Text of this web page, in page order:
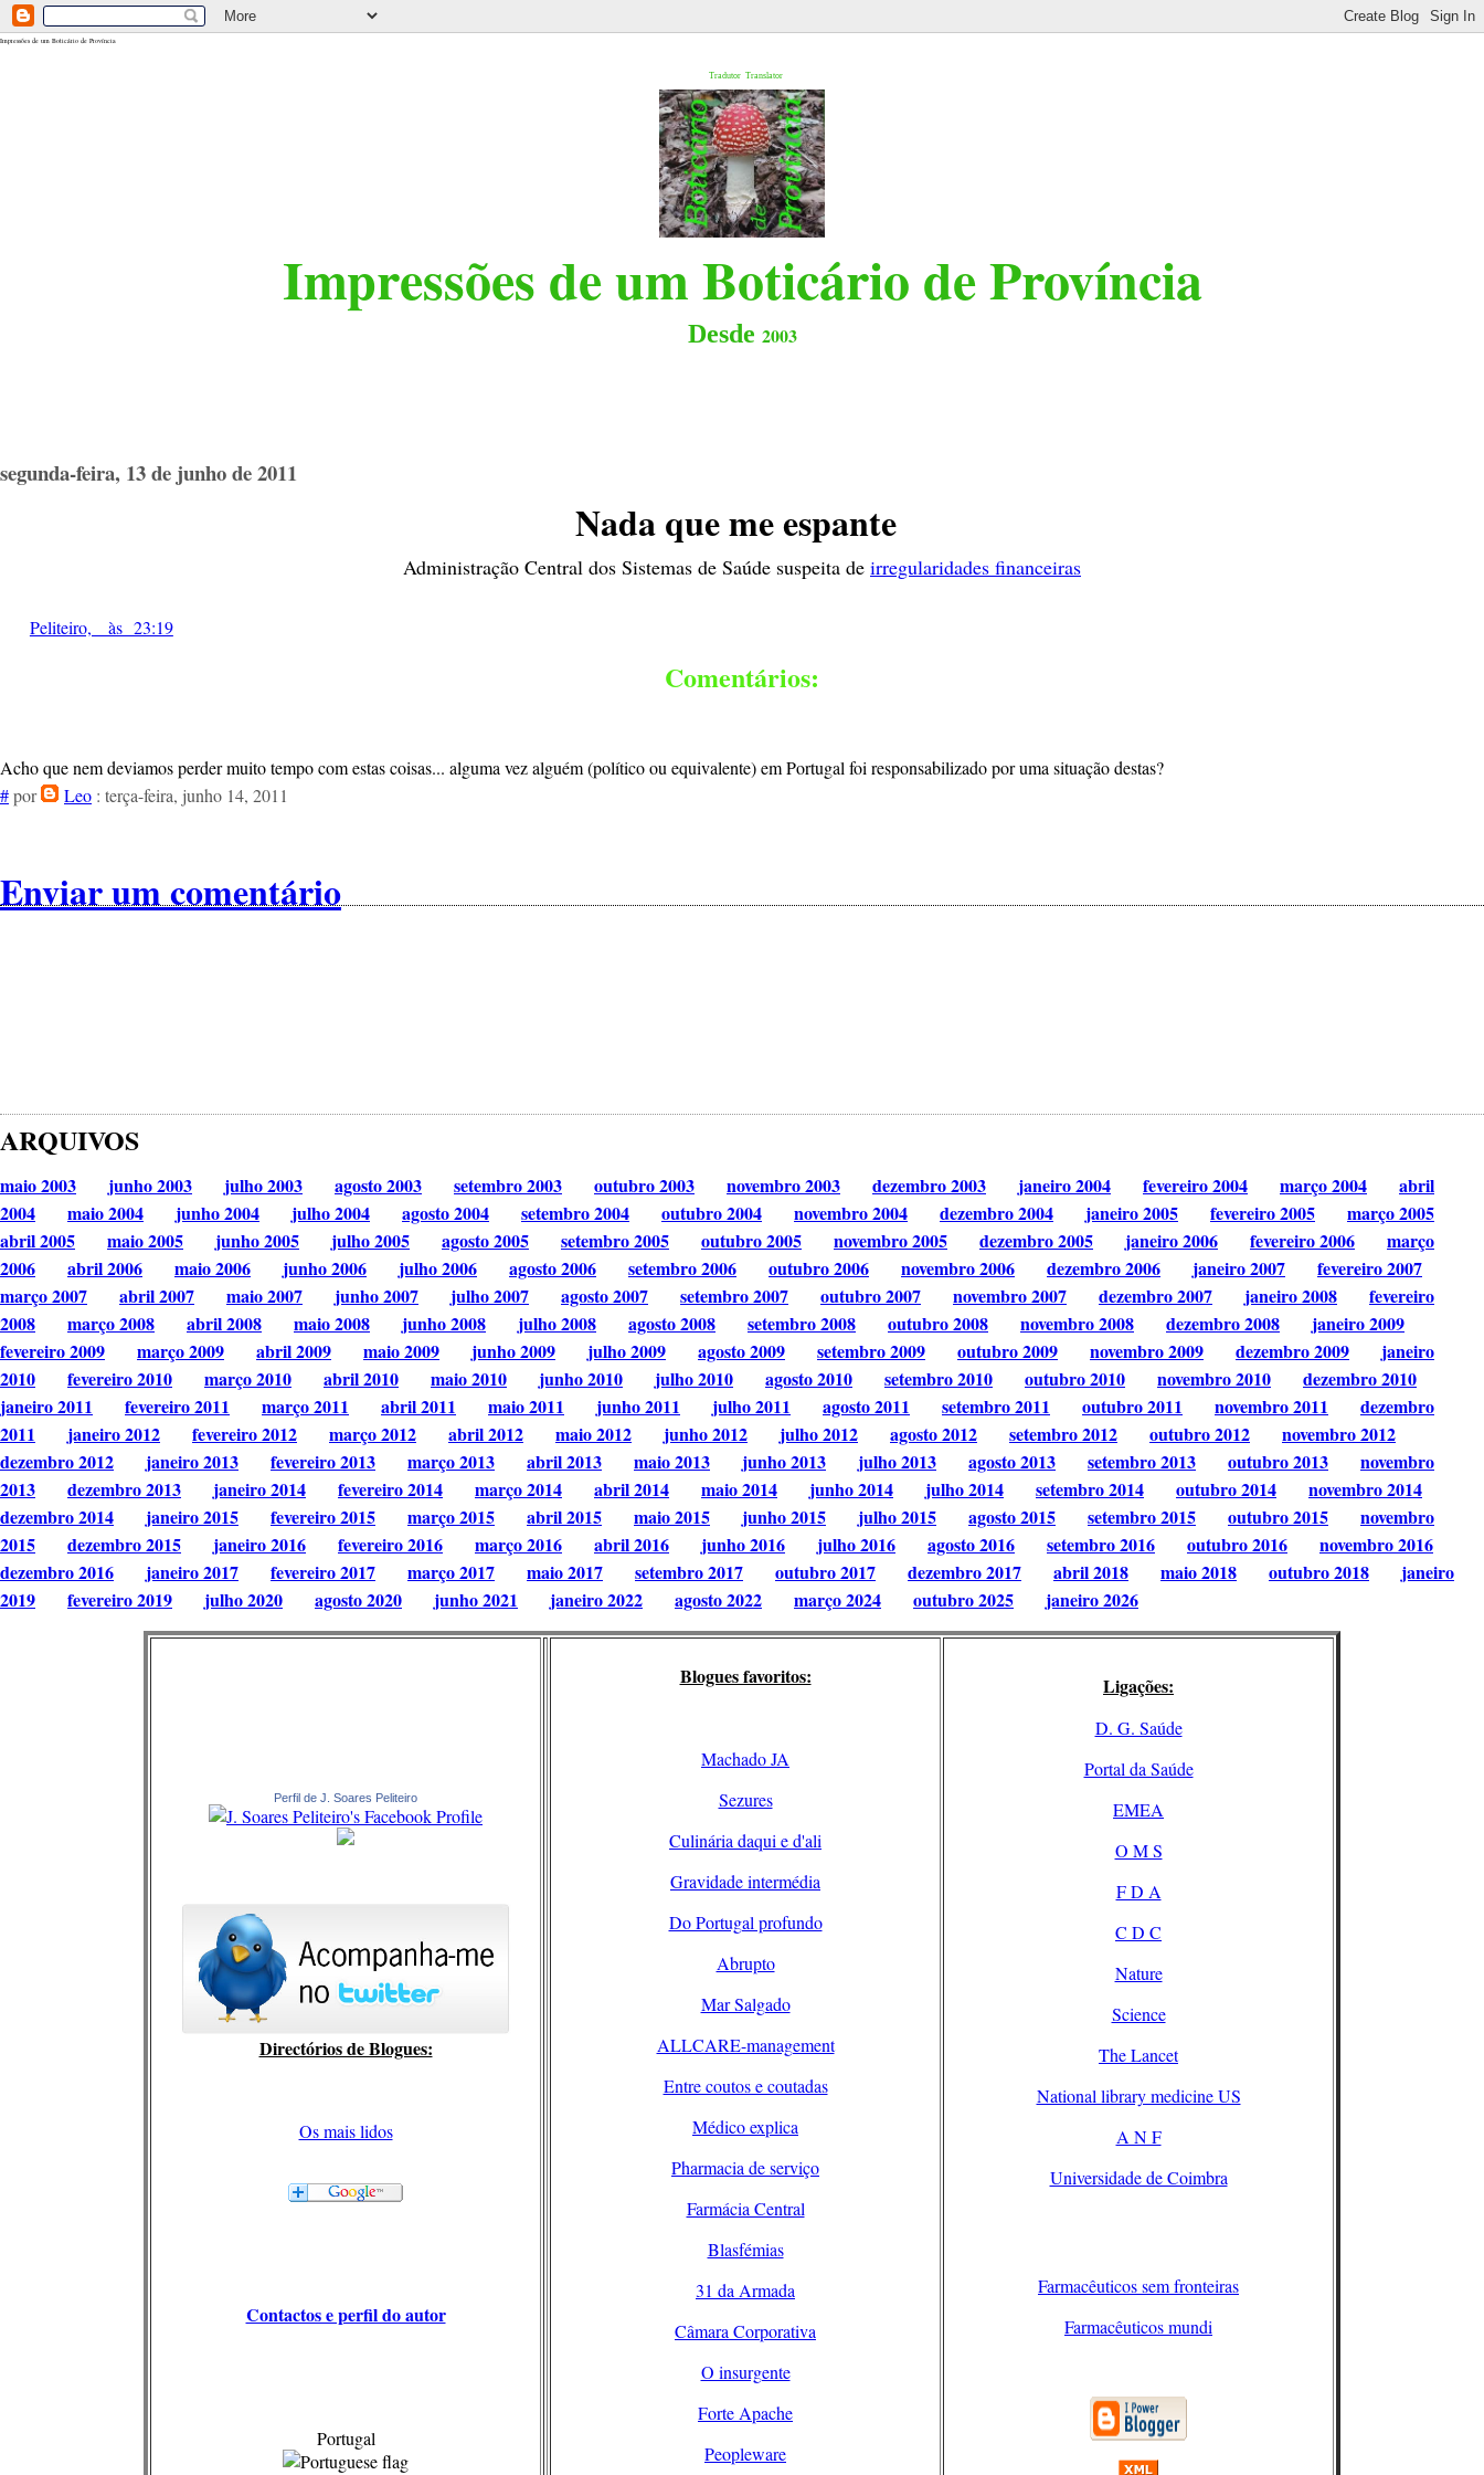
<$BlogRSDUrl$>
Impressões de um Boticário de Província
Tradutor Translator
Impressões de um Boticário de Província
Desde 2003
segunda-feira, 13 de junho de 2011
Nada que me espante
Administração Central dos Sistemas de Saúde suspeita de irregularidades financeiras
Peliteiro, às 23:19
Comentários:
Acho que nem deviamos perder muito tempo com estas coisas... alguma vez alguém (político ou equivalente) em Portugal foi responsabilizado por uma situação destas?
#por Leo : terça-feira, junho 14, 2011
Enviar um comentário
ARQUIVOS
maio 2003 junho 2003 julho 2003 agosto 2003 setembro 2003 outubro 2003 novembro 2003 dezembro 2003 janeiro 2004 fevereiro 2004 março 2004
abril
2004
maio 2004 junho 2004 julho 2004 agosto 2004 setembro 2004 outubro 2004 novembro 2004 dezembro 2004 janeiro 2005 fevereiro 2005
março 2005
abril 2005
maio 2005 junho 2005 julho 2005 agosto 2005 setembro 2005 outubro 2005 novembro 2005 dezembro 2005 janeiro 2006 fevereiro 2006
março
2006
abril 2006 maio 2006 junho 2006 julho 2006 agosto 2006 setembro 2006 outubro 2006 novembro 2006 dezembro 2006 janeiro 2007
fevereiro 2007
março 2007
abril 2007 maio 2007 junho 2007 julho 2007 agosto 2007 setembro 2007 outubro 2007 novembro 2007 dezembro 2007 janeiro 2008
fevereiro
2008
março 2008 abril 2008 maio 2008 junho 2008 julho 2008 agosto 2008 setembro 2008 outubro 2008 novembro 2008 dezembro 2008
janeiro 2009
fevereiro 2009
março 2009 abril 2009 maio 2009 junho 2009 julho 2009 agosto 2009 setembro 2009 outubro 2009 novembro 2009 dezembro 2009
janeiro
2010
fevereiro 2010 março 2010 abril 2010 maio 2010 junho 2010 julho 2010 agosto 2010 setembro 2010 outubro 2010 novembro 2010
dezembro 2010
janeiro 2011
fevereiro 2011 março 2011 abril 2011 maio 2011 junho 2011 julho 2011 agosto 2011 setembro 2011 outubro 2011 novembro 2011
dezembro
2011
janeiro 2012 fevereiro 2012 março 2012 abril 2012 maio 2012 junho 2012 julho 2012 agosto 2012 setembro 2012 outubro 2012
novembro 2012
dezembro 2012
janeiro 2013 fevereiro 2013 março 2013 abril 2013 maio 2013 junho 2013 julho 2013 agosto 2013 setembro 2013 outubro 2013
novembro
2013
dezembro 2013 janeiro 2014 fevereiro 2014 março 2014 abril 2014 maio 2014 junho 2014 julho 2014 setembro 2014 outubro 2014
novembro 2014
dezembro 2014
janeiro 2015 fevereiro 2015 março 2015 abril 2015 maio 2015 junho 2015 julho 2015 agosto 2015 setembro 2015 outubro 2015
novembro
2015
dezembro 2015 janeiro 2016 fevereiro 2016 março 2016 abril 2016 junho 2016 julho 2016 agosto 2016 setembro 2016 outubro 2016
novembro 2016
dezembro 2016
janeiro 2017 fevereiro 2017 março 2017 maio 2017 setembro 2017 outubro 2017 dezembro 2017 abril 2018 maio 2018 outubro 2018
janeiro
2019
fevereiro 2019 julho 2020 agosto 2020 junho 2021 janeiro 2022 agosto 2022 março 2024 outubro 2025 janeiro 2026
Perfil de J. Soares Peliteiro
Directórios de Blogues:
Os mais lidos
Contactos e perfil do autor
Portugal
Blogues favoritos:
Machado JA
Sezures
Culinária daqui e d'ali
Gravidade intermédia
Do Portugal profundo
Abrupto
Mar Salgado
ALLCARE-management
Entre coutos e coutadas
Médico explica
Pharmacia de serviço
Farmácia Central
Blasfémias
31 da Armada
Câmara Corporativa
O insurgente
Forte Apache
Peopleware
Ligações:
D. G. Saúde
Portal da Saúde
EMEA
O M S
F D A
C D C
Nature
Science
The Lancet
National library medicine US
A N F
Universidade de Coimbra
Farmacêuticos sem fronteiras
Farmacêuticos mundi